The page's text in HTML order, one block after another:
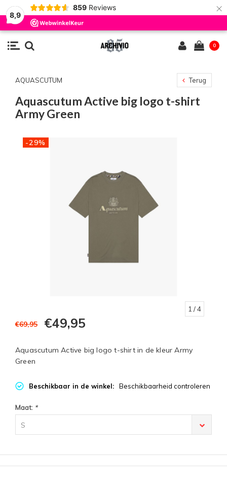
8,9
859 Reviews ×
0
AQUASCUTUM Terug
Aquascutum Active big logo t-shirt
Army Green
-29%
1 / 4
€69,95 €49,95
Aquascutum Active big logo t-shirt in de kleur Army
Green
Beschikbaar in de winkel: Beschikbaarheid controleren
Maat: *
S